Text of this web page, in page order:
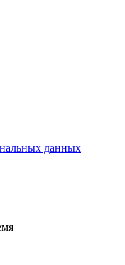
данных